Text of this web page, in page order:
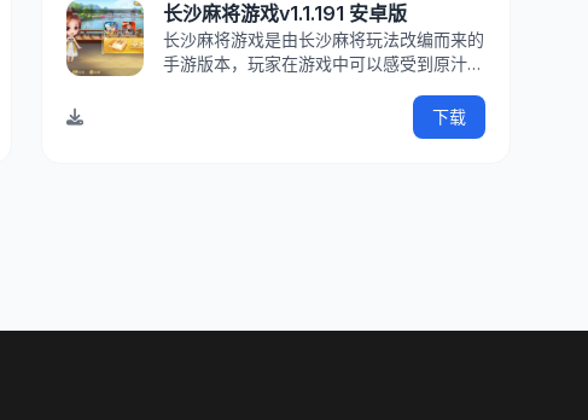
长沙麻将游戏v1.1.191 安卓版
长沙麻将游戏是由长沙麻将玩法改编而来的
手游版本，玩家在游戏中可以感受到原汁原
棋牌游戏，你还可以使用各种有趣的表情包
和自己的好友进行游戏，让线上游戏也变得
下载